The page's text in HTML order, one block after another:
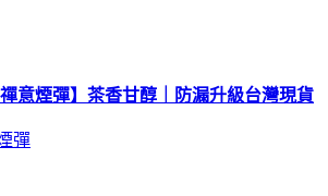
禪意煙彈】茶香甘醇｜防漏升級台灣現貨
彈